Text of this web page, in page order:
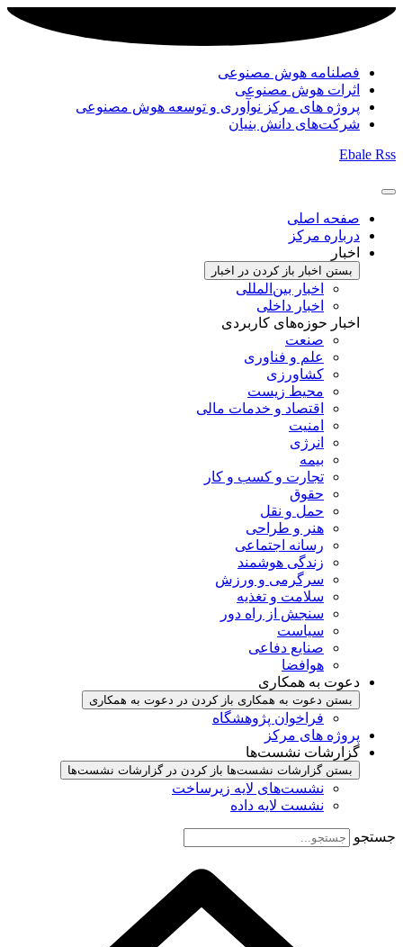
فصلنامه هوش مصنوعی
اثرات هوش مصنوعی
پروژه های مرکز نوآوری و توسعه هوش مصنوعی
شرکت‌های دانش بنیان
Ebale Rss
صفحه اصلی
درباره مرکز
اخبار
بستن اخبار باز کردن در اخبار
اخبار بین‌المللی
اخبار داخلی
اخبار حوزه‌های کاربردی
صنعت
علم و فناوری
کشاورزی
محیط زیست
اقتصاد و خدمات مالی
امنیت
انرژی
بیمه
تجارت و کسب و کار
حقوق
حمل و نقل
هنر و طراحی
رسانه اجتماعی
زندگی هوشمند
سرگرمی و ورزش
سلامت و تغذیه
سنجش از راه دور
سیاست
صنایع دفاعی
هوافضا
دعوت به همکاری
بستن دعوت به همکاری باز کردن در دعوت به همکاری
فراخوان پژوهشگاه
پروژه های مرکز
گزارشات نشست‌ها
بستن گزارشات نشست‌ها باز کردن در گزارشات نشست‌ها
نشست‌‌های لایه زیرساخت
نشست لایه داده
جستجو